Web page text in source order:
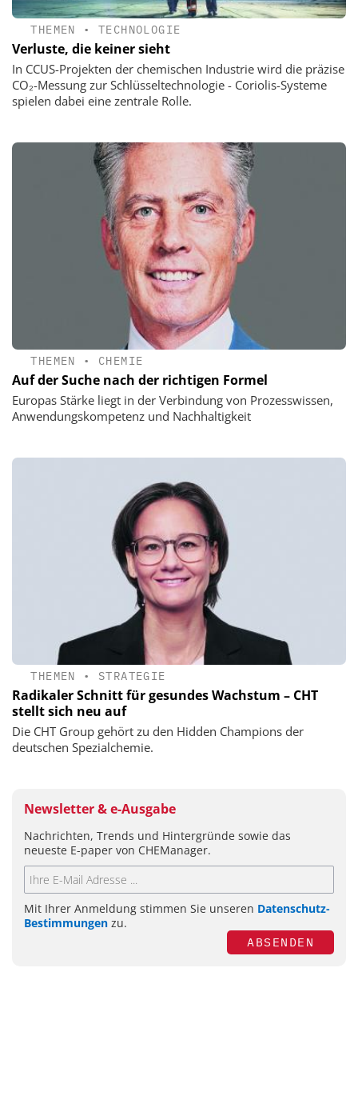
THEMEN •TECHNOLOGIE
Verluste, die keiner sieht
In CCUS-Projekten der chemischen Industrie wird die präzise
CO₂-Messung zur Schlüsseltechnologie - Coriolis-Systeme
spielen dabei eine zentrale Rolle.
THEMEN • CHEMIE
Auf der Suche nach der richtigen Formel
Europas Stärke liegt in der Verbindung von Prozesswissen,
Anwendungskompetenz und Nachhaltigkeit
THEMEN • STRATEGIE
Radikaler Schnitt für gesundes Wachstum – CHT
stellt sich neu auf
Die CHT Group gehört zu den Hidden Champions der
deutschen Spezialchemie.
Newsletter & e-Ausgabe
Nachrichten, Trends und Hintergründe sowie das
neueste E-paper von CHEManager.
Mit Ihrer Anmeldung stimmen Sie unseren Datenschutz-
Bestimmungen zu.
ABSENDEN